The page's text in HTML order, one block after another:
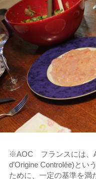
※AOC フランスには、
d’Origine Controlée)とい
ために、一定の基準を満